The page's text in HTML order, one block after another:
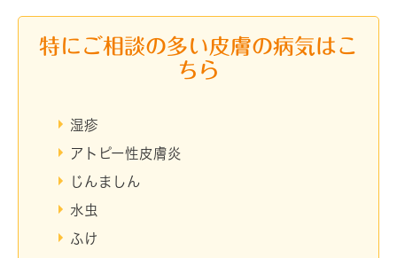
特にご相談の多い皮膚の病気はこ
ちら
湿疹
アトピー性皮膚炎
じんましん
水虫
ふけ